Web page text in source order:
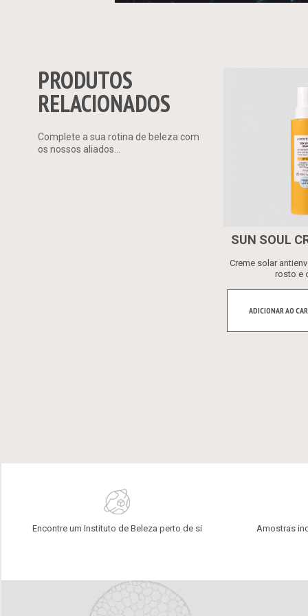
PRODUTOS
RELACIONADOS
Complete a sua rotina de beleza com
os nossos aliados...
SUN SOUL
Creme solar
rosto e
ADICIONAR AO
Encontre um Instituto de Beleza perto de si Amostras